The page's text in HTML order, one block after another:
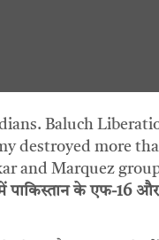
Baluch
destroyed more
and Marquez
में पाकिस्तान के एफ-16